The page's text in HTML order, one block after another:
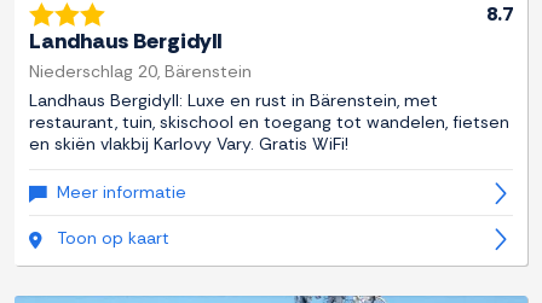
8.7
Landhaus Bergidyll
Niederschlag 20, Bärenstein
Landhaus Bergidyll: Luxe en rust in Bärenstein, met
restaurant, tuin, skischool en toegang tot wandelen, fietsen
en skiën vlakbij Karlovy Vary. Gratis WiFi!
Meer informatie
Toon op kaart